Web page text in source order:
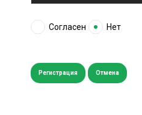
Согласен Нет
Регистрация Отмена